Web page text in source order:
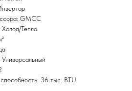
GMCC
Тепло
Универсальный
36 тыс. BTU